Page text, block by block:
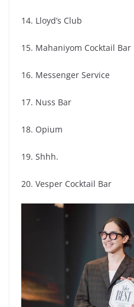
14. Lloyd’s Club
15. Mahaniyom Cocktail Bar
16. Messenger Service
17. Nuss Bar
18. Opium
19. Shhh.
20. Vesper Cocktail Bar